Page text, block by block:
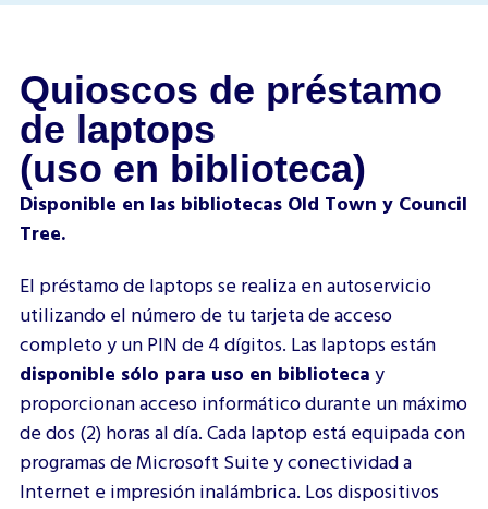
Quioscos de préstamo
de laptops
(uso en biblioteca)
Disponible en las bibliotecas Old Town y Council
Tree.
El préstamo de laptops se realiza en autoservicio
utilizando el número de tu tarjeta de acceso
completo y un PIN de 4 dígitos. Las laptops están
disponible sólo para uso en bibliotecay
proporcionan acceso informático durante un máximo
de dos (2) horas al día. Cada laptop está equipada con
programas de Microsoft Suite y conectividad a
Internet e impresión inalámbrica. Los dispositivos